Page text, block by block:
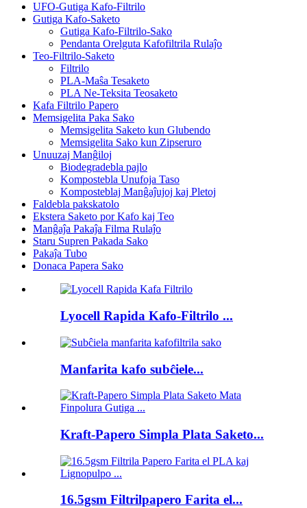
UFO-Gutiga Kafo-Filtrilo
Gutiga Kafo-Saketo
Gutiga Kafo-Filtrilo-Sako
Pendanta Orelguta Kafofiltrila Rulaĵo
Teo-Filtrilo-Saketo
Filtrilo
PLA-Maŝa Tesaketo
PLA Ne-Teksita Teosaketo
Kafa Filtrilo Papero
Memsigelita Paka Sako
Memsigelita Saketo kun Glubendo
Memsigelita Sako kun Zipseruro
Unuuzaj Manĝiloj
Biodegradebla pajlo
Kompostebla Unufoja Taso
Komposteblaj Manĝaĵujoj kaj Pletoj
Faldebla pakskatolo
Ekstera Saketo por Kafo kaj Teo
Manĝaĵa Pakaĵa Filma Rulaĵo
Staru Supren Pakada Sako
Pakaĵa Tubo
Donaca Papera Sako
Lyocell Rapida Kafo-Filtrilo ...
Manfarita kafo subĉiele...
Kraft-Papero Simpla Plata Saketo...
16.5gsm Filtrilpapero Farita el...